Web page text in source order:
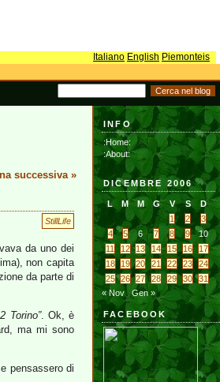
Italiano English Piemonteis
successiva »
StillLife
da uno dei
non capita
da parte di
Torino”. Ok, è
ma mi sono
pensassero di
INFO
:Home:
:About:
DICEMBRE 2006
L M M G V S
D
1
2
3
4
5 6 7 8 9
10
11
12 13 14 15 16
17
18
19 20 21 22 23
24
25
26 27 28 29 30
31
« Nov
Gen »
FACEBOOK